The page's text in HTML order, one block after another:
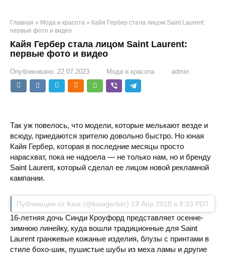
Главная » Мода и красота » Кайя Гербер стала лицом Saint Laurent:
первые фото и видео
Кайя Гербер стала лицом Saint Laurent:
первые фото и видео
Опубликовано: 22.07.2023 Мода и красота admin
Так уж повелось, что модели, которые мелькают везде и
всюду, приедаются зрителю довольно быстро. Но юная
Кайя Гербер, которая в последние месяцы просто
нарасхват, пока не надоела — не только нам, но и бренду
Saint Laurent, который сделал ее лицом новой рекламной
кампании.
Публикация от Kaia (@kaiagerber) 19 Апр 2018 в 8:33 PDT
16-летняя дочь Синди Кроуфорд представляет осенне-
зимнюю линейку, куда вошли традиционные для Saint
Laurent гранжевые кожаные изделия, блузы с принтами в
стиле бохо-шик, пушистые шубы из меха ламы и другие